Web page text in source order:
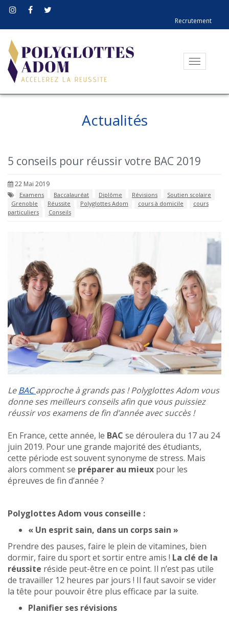
Recrutement
Toggle
Actualités
5 conseils pour réussir votre BAC 2019
22 Mai 2019
Examens Baccalauréat Diplôme Révisions
Soutien scolaire
Grenoble
Réussite Polyglottes Adom cours à domicile
cours
particuliers
Conseils
LeBACapproche à grands pas ! Polyglottes Adom vous
donne ses meilleurs conseils afin que vous puissiez
réussir vos examens de fin d’année avec succès !
En France, cette année, le BAC se déroulera du 17 au 24
juin 2019. Pour une grande majorité des étudiants,
cette période est souvent synonyme de stress. Mais
alors comment se préparer au mieux pour les
épreuves de fin d’année ?
Polyglottes Adom vous conseille :
« Un esprit sain, dans un corps sain »
Prendre des pauses, faire le plein de vitamines, bien
dormir, faire du sport et sortir entre amis ! La clé de la
réussite réside peut-être en ce point. Il n’est pas utile
de travailler 12 heures par jours ! Il faut savoir se vider
la tête pour pouvoir être plus efficace par la suite.
Planifier ses révisions